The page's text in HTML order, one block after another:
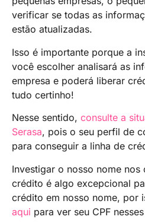
verificar se todas as
estão atualizadas.
Isso é importante porque a
você escolher analisará as
empresa e poderá liberar
tudo certinho!
Nesse sentido, consulte a
Serasa, pois o seu perfil de
para conseguir a linha de
Investigar o nosso nome
crédito é algo excepcional
crédito em nosso nome, por
aqui para ver seu CPF